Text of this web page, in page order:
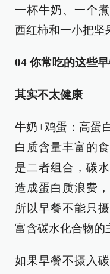
一杯牛奶、一个
西红柿和一小把坚
04 你常吃的这些
其实不太健康
牛奶+鸡蛋：高蛋
白质含量丰富的
是二者组合，碳
造成蛋白质浪费
所以早餐不能只
富含碳水化合物的
如果早餐不摄入